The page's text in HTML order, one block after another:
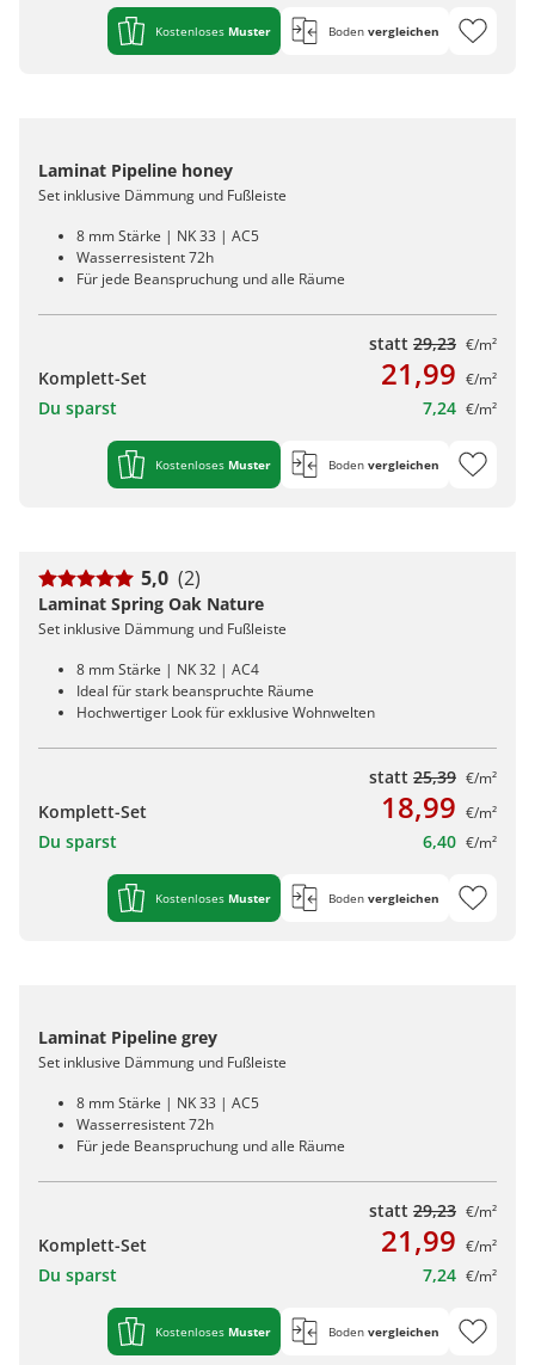
Kostenloses Muster Boden vergleichen
Laminat Pipeline honey
Set inklusive Dämmung und Fußleiste
8 mm Stärke | NK 33 | AC5
Wasserresistent 72h
Für jede Beanspruchung und alle Räume
statt 29,23 €/m²
Komplett-Set 21,99 €/m²
Du sparst 7,24 €/m²
Kostenloses Muster Boden vergleichen
5,0 (2)
Laminat Spring Oak Nature
Set inklusive Dämmung und Fußleiste
8 mm Stärke | NK 32 | AC4
Ideal für stark beanspruchte Räume
Hochwertiger Look für exklusive Wohnwelten
statt 25,39 €/m²
Komplett-Set 18,99 €/m²
Du sparst 6,40 €/m²
Kostenloses Muster Boden vergleichen
Laminat Pipeline grey
Set inklusive Dämmung und Fußleiste
8 mm Stärke | NK 33 | AC5
Wasserresistent 72h
Für jede Beanspruchung und alle Räume
statt 29,23 €/m²
Komplett-Set 21,99 €/m²
Du sparst 7,24 €/m²
Kostenloses Muster Boden vergleichen